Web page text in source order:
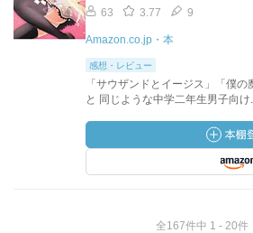
63 3.77 9
Amazon.co.jp・本
感想・レビュー
「サウザンドとイージス」「僕の
と 同じような中学二年生男子向け
全167件中 1 - 20件